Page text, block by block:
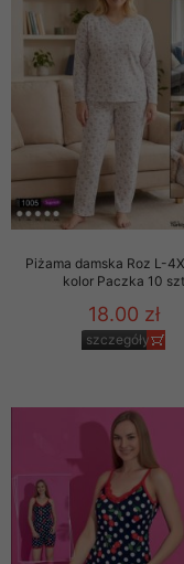
Piżama damska Roz L-
kolor Paczka 10 szt
18.00 zł
szczegóły
Zapewniamy naszym
Dane osobowe
Klientów
ochronie danych
serwerach
pracownicy Sklepu.
Każdy Klient, który
ich weryfikacji,
Sklep nie
chyba że dzieje się
prawa organów
Nasz Sklep
opcję przyjmowania
może wpłynąć na
Klienta przechowują
• sesji
• ostatnio